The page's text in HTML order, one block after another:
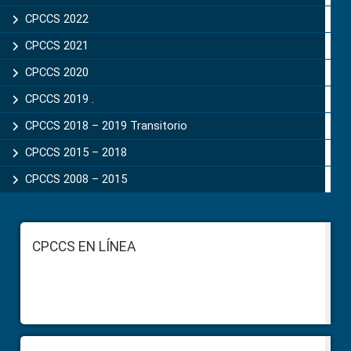
CPCCS 2022
CPCCS 2021
CPCCS 2020
CPCCS 2019 .
CPCCS 2018 – 2019 Transitorio
CPCCS 2015 – 2018
CPCCS 2008 – 2015
FooterCPCCS EN LÍNEA